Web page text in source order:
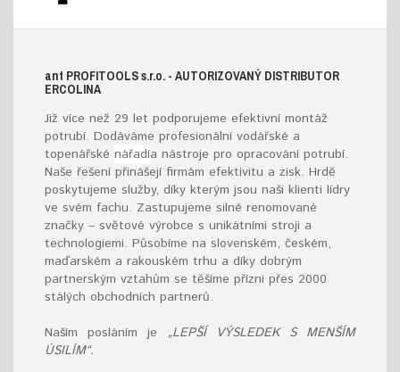
ant PROFITOOLSs.r.o. - AUTORIZOVANÝ DISTRIBUTOR
ERCOLINA
Již více než 29 let podporujeme efektivní montáž
potrubí. Dodáváme profesionální vodářské a
topenářské nářadía nástroje pro opracování potrubí.
Naše řešení přinášejí firmám efektivitu a zisk. Hrdě
poskytujeme služby, díky kterým jsou naši klienti lídry
ve svém fachu. Zastupujeme silné renomované
značky – světové výrobce s unikátními stroji a
technologiemi. Působíme na slovenském, českém,
maďarském a rakouském trhu a díky dobrým
partnerským vztahům se těšíme přízni přes 2000
stálých obchodních partnerů.
Naším posláním je „LEPŠÍ VÝSLEDEK S MENŠÍM
ÚSILÍM“.